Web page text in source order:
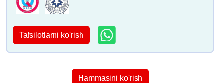
Tafsilotlarni ko'rish
Hammasini ko'rish